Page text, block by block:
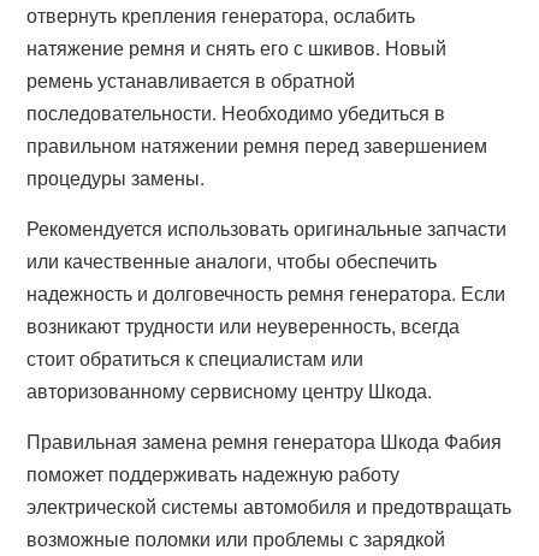
отвернуть крепления генератора, ослабить
натяжение ремня и снять его с шкивов. Новый
ремень устанавливается в обратной
последовательности. Необходимо убедиться в
правильном натяжении ремня перед завершением
процедуры замены.
Рекомендуется использовать оригинальные запчасти
или качественные аналоги, чтобы обеспечить
надежность и долговечность ремня генератора. Если
возникают трудности или неуверенность, всегда
стоит обратиться к специалистам или
авторизованному сервисному центру Шкода.
Правильная замена ремня генератора Шкода Фабия
поможет поддерживать надежную работу
электрической системы автомобиля и предотвращать
возможные поломки или проблемы с зарядкой